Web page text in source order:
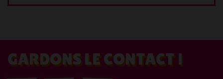
GARDONS LE CONTACT !